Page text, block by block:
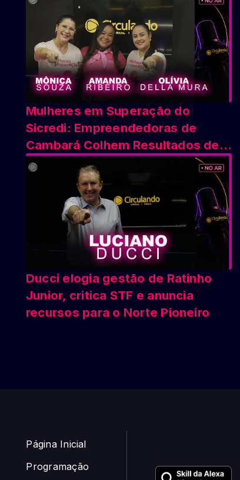
Mulheres em Superação do
Sicredi: Empreendedoras de
Cambará Colhem Resultados de
Capacitação
Ducci elogia gestão de Ratinho
Junior, critica STF e anuncia
recursos para o Norte Pioneiro
Página Inicial
Programação